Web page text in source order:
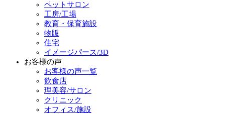
ペットサロン
工房/工場
教育・保育施設
物販
住宅
イメージパース/3D
お客様の声
お客様の声一覧
飲食店
理美容/サロン
クリニック
オフィス/施設